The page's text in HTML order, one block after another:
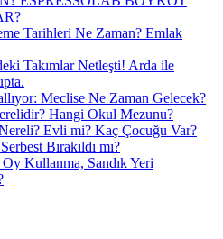
Tarihleri Ne Zaman? Emlak
Takımlar Netleşti! Arda ile
Meclise Ne Zaman Gelecek?
Hangi Okul Mezunu?
Evli mi? Kaç Çocuğu Var?
Bırakıldı mı?
Kullanma, Sandık Yeri